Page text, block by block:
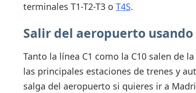
terminales T1-T2-T3 o T4S.
Salir del aeropuerto usando
Tanto la línea C1 como la C10 salen de la
las principales estaciones de trenes y
salga del aeropuerto si quieres ir a